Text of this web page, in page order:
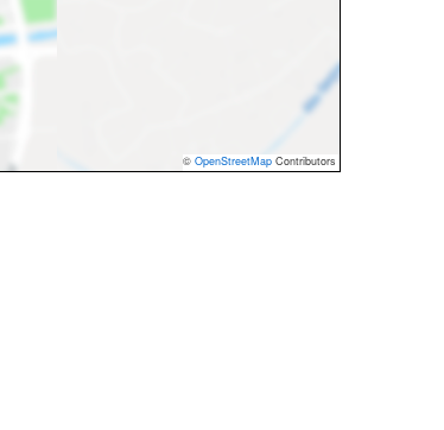
© OpenStreetMap Contributors